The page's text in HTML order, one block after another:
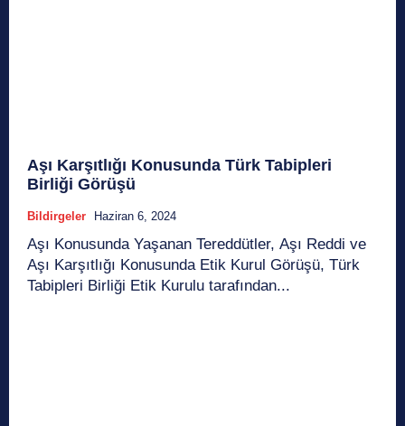
Aşı Karşıtlığı Konusunda Türk Tabipleri
Birliği Görüşü
Bildirgeler Haziran 6, 2024
Aşı Konusunda Yaşanan Tereddütler, Aşı Reddi ve
Aşı Karşıtlığı Konusunda Etik Kurul Görüşü, Türk
Tabipleri Birliği Etik Kurulu tarafından...